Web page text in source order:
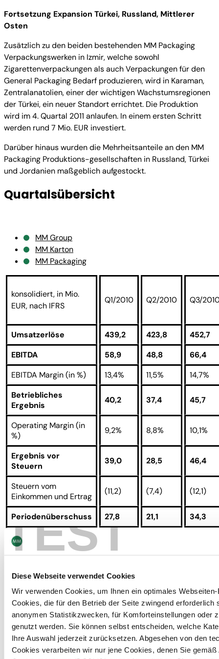
TEST
Diese Webseite verwendet Cookies
Wir verwenden Cookies, um Ihnen ein optimales
Cookies, die für den Betrieb der Seite zwingend erforderlich
anonymen Statistikzwecken, für Komforteinstellungen oder
genutzt werden. Sie können selbst entscheiden, welche
Ihre Auswahl jederzeit zurücksetzen. Abgesehen von den
Cookies verarbeiten wir nur jene Cookies, denen Sie
Fortsetzung Expansion Türkei, Russland, Mittlerer
Osten
Zusätzlich zu den beiden bestehenden MM Packaging
Verpackungswerken in Izmir, welche sowohl
Zigarettenverpackungen als auch Verpackungen für den
General Packaging Bedarf produzieren, wird in Karaman,
Zentralanatolien, einer der wichtigen Wachstumsregionen
der Türkei, ein neuer Standort errichtet. Die Produktion
wird im 4. Quartal 2011 anlaufen. In einem ersten Schritt
werden rund 7 Mio. EUR investiert.
Darüber hinaus wurden die Mehrheitsanteile an den MM
Packaging Produktions-gesellschaften in Russland, Türkei
und Jordanien maßgeblich aufgestockt.
Quartalsübersicht
MM Group
MM Karton
MM Packaging
konsolidiert, in Mio.
EUR, nach IFRS
Q1/2010 Q2/2010 Q3/
Umsatzerlöse 439,2 423,8
452,7
EBITDA
58,9 48,8
66,4
EBITDA Margin (in %)
13,4% 11,5%
14,7%
Betriebliches
Ergebnis
40,2 37,4 45,7
Operating Margin (in
%)
9,2% 8,8% 10,1%
Ergebnis vor
Steuern
39,0 28,5 46,4
Steuern vom
Einkommen und Ertrag
(11,2) (7,4) (12,1)
Periodenüberschuss 27,8 21,1
34,3
in % Umsatzerlöse
Gewinn je Aktien (in
in Mio. EUR,
nach IFRS
Q1/2010 Q2/2010 Q3/2010